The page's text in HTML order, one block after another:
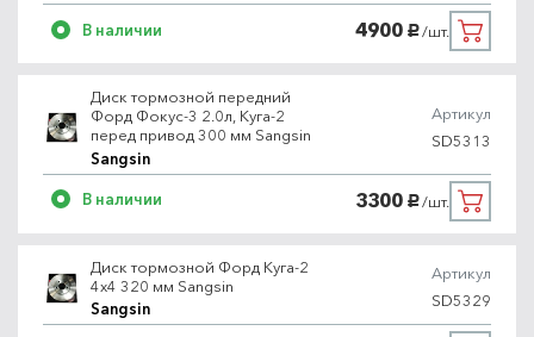
В наличии 4900 руб./шт.
Диск тормозной передний
Форд Фокус-3 2.0л, Куга-2
перед привод 300 мм Sangsin
Sangsin
Артикул
SD5313
В наличии 3300 руб./шт.
Диск тормозной Форд Куга-2
4х4 320 мм Sangsin
Sangsin
Артикул
SD5329